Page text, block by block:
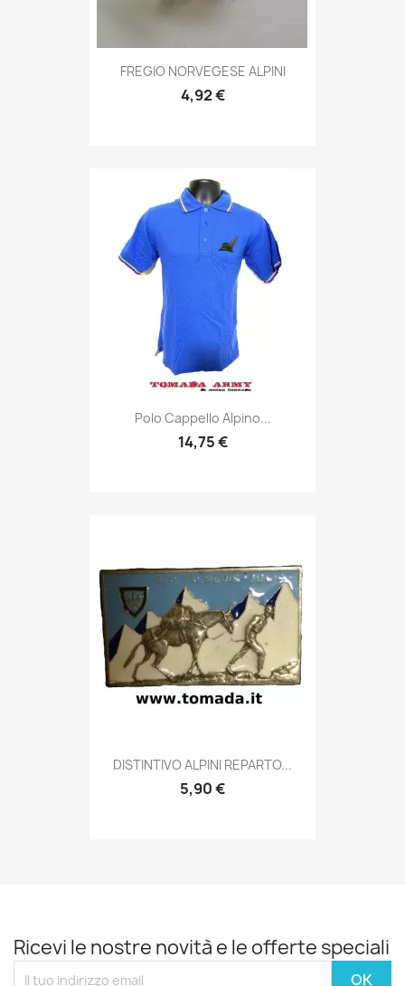
Anteprima
FREGIO NORVEGESE ALPINI
4,92 €
Anteprima
Polo Cappello Alpino...
14,75 €
Anteprima
DISTINTIVO ALPINI REPARTO...
5,90 €
Ricevi le nostre novità e le offerte speciali